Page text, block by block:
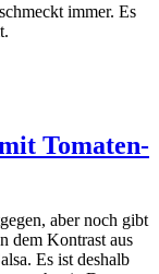
immer. Es
Tomaten-
aber noch gibt
dem Kon­trast aus
Es ist des­halb